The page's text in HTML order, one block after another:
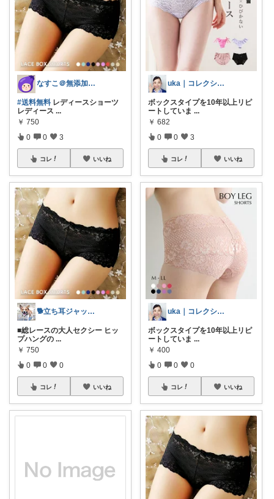
なすこ＠無添加・無農薬
#送料無料 レディースショーツ
レディース ...
￥ 750
0 0 3
コレ いいね
🐕立ち耳ジャック🐕
■総レースの大人セクシー ヒッ
プハングの ...
￥ 750
0 0 0
コレ いいね
uka｜コレクションからどうぞˎˊ˗
ボックスタイプを10年以上リピ
ートしていま ...
￥ 682
0 0 3
コレ いいね
uka｜コレクションからどうぞˎˊ˗
ボックスタイプを10年以上リピ
ートしていま ...
￥ 400
0 0 0
コレ いいね